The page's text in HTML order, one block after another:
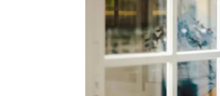
Fensterkontaktschalter